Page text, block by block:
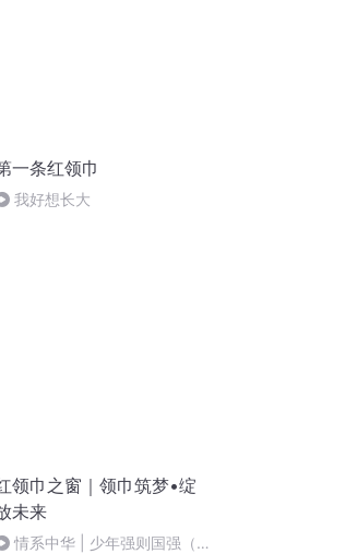
一条红领巾
我好想长大
领巾之窗｜领巾筑梦•绽
未来
情系中华 | 少年强则国强（三